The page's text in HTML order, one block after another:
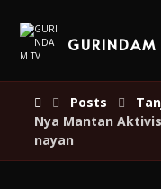
Posts
Nya Mantan
nayan